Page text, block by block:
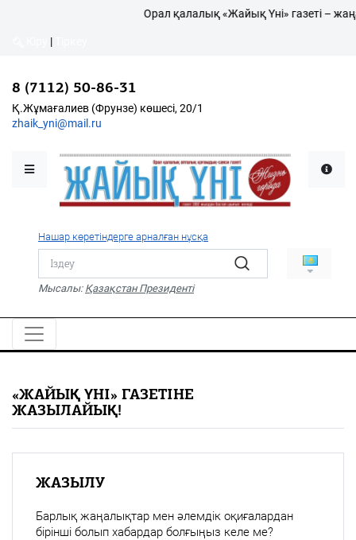
Қалалықтар қаперіне
Қоғам
Дені сау ұлт
Спорт
Жалын
PDF
«Жайық үні» — 33 жыл
Каталог
Қ.Жұмағалиев (Фрунзе)
Орал қалалық «Жайық Үні» газеті –
|
8 (7112) 50-86-31
Қ.Жұмағалиев (Фрунзе) көшесі, 20/1
zhaik_yni@mail.ru
Нашар көретіндерге арналған нұсқа
Мысалы: Қазақстан Президенті
«ЖАЙЫҚ ҮНІ» ГАЗЕТІНЕ
ЖАЗЫЛАЙЫҚ!
ЖАЗЫЛУ
Барлық жаңалықтар мен әлемдік оқиғалардан
бірінші болып хабардар болғыңыз келе ме?